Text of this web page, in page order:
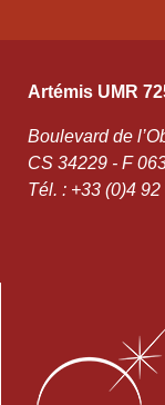
Artémis UMR
Boulevard de
CS 34229 - F
Tél. : +33 (0)4